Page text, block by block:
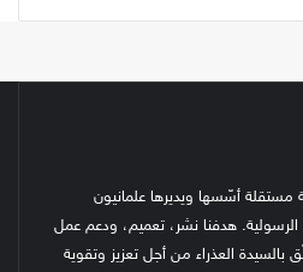
مستقلة أسّسها ويديرها علمانيون
الرسولية. هدفنا نشر، تعميم، ودعم عمل
العذراء من أجل تعزيز وتقوية